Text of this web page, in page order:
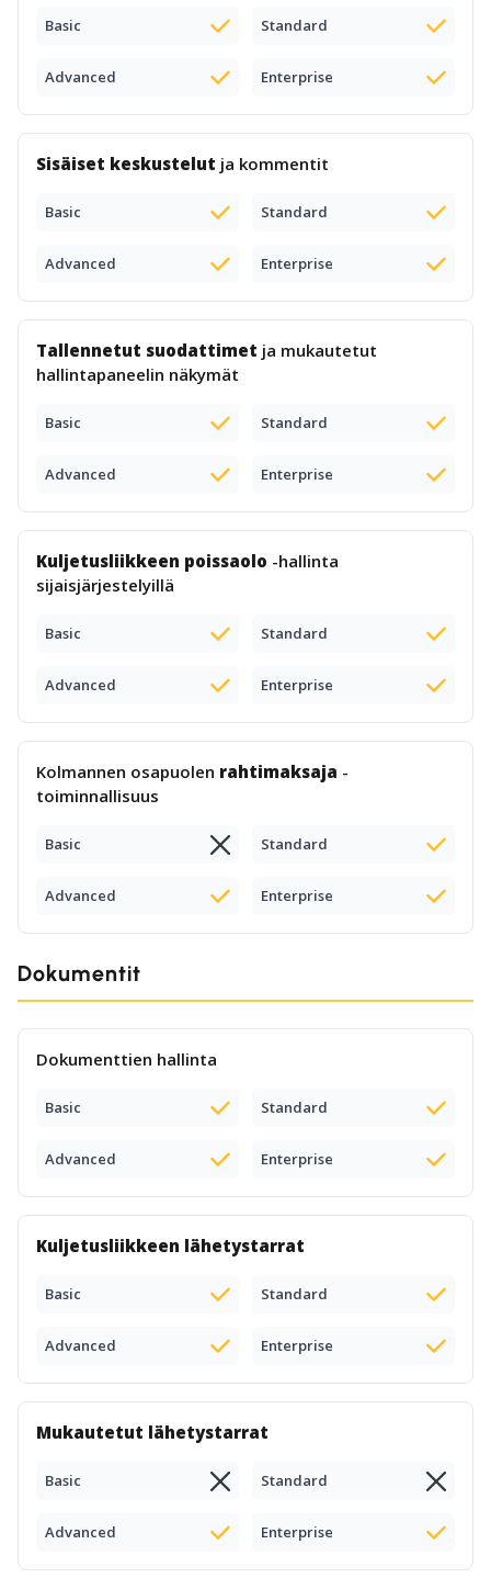
Basic Standard
Advanced Enterprise
Sisäiset keskustelut ja kommentit
Basic Standard
Advanced Enterprise
Tallennetut suodattimet ja mukautetut
hallintapaneelin näkymät
Basic Standard
Advanced Enterprise
Kuljetusliikkeen poissaolo -hallinta
sijaisjärjestelyillä
Basic Standard
Advanced Enterprise
Kolmannen osapuolen rahtimaksaja -
toiminnallisuus
Basic Standard
Advanced Enterprise
Dokumentit
Dokumenttien hallinta
Basic Standard
Advanced Enterprise
Kuljetusliikkeen lähetystarrat
Basic Standard
Advanced Enterprise
Mukautetut lähetystarrat
Basic Standard
Advanced Enterprise